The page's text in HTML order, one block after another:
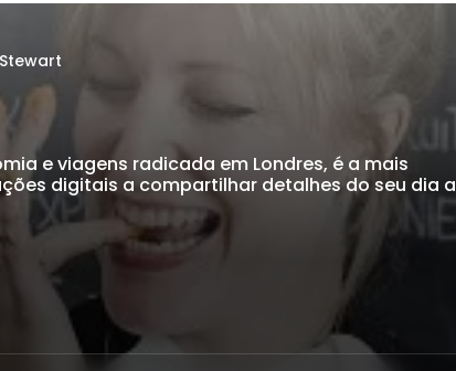
e viagens radicada em Londres, é a mais
digitais a compartilhar detalhes do seu dia a